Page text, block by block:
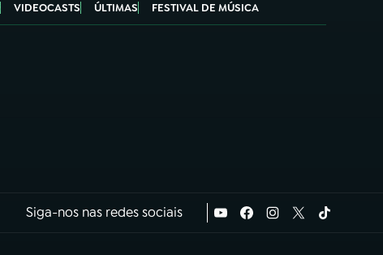
VIDEOCASTS ÚLTIMAS FESTIVAL DE MÚSICA
Siga-nos nas redes sociais